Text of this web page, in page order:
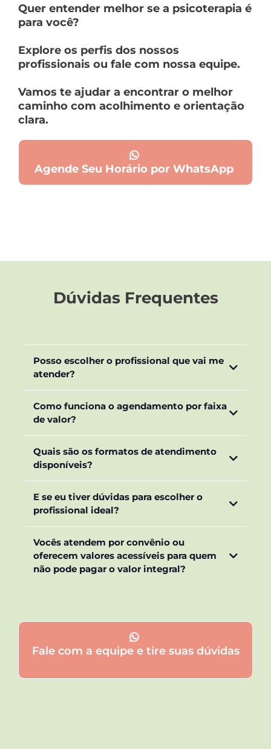
Quer entender melhor se a psicoterapia é
para você?
Explore os perfis dos nossos
profissionais ou fale com nossa equipe.
Vamos te ajudar a encontrar o melhor
caminho com acolhimento e orientação
clara.
Agende Seu Horário por WhatsApp
Dúvidas Frequentes
Posso escolher o profissional que vai me
atender?
Como funciona o agendamento por faixa
de valor?
Quais são os formatos de atendimento
disponíveis?
E se eu tiver dúvidas para escolher o
profissional ideal?
Vocês atendem por convênio ou
oferecem valores acessíveis para quem
não pode pagar o valor integral?
Fale com a equipe e tire suas dúvidas